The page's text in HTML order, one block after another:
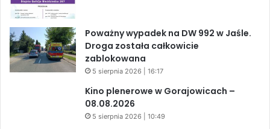
Poważny wypadek na DW 992 w Jaśle.
Droga została całkowicie
zablokowana
5 sierpnia 2026 | 16:17
Kino plenerowe w Gorajowicach –
08.08.2026
5 sierpnia 2026 | 10:49